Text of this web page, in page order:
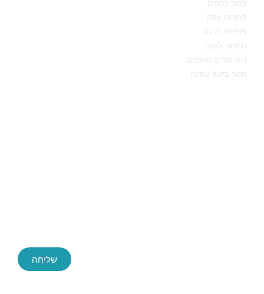
ניהול כספים
פתיחת עסק
פתיחת חברה
תמחור למוצר
דוח תזרים מזומנים
תנאי ביטול עסקה
שליחה